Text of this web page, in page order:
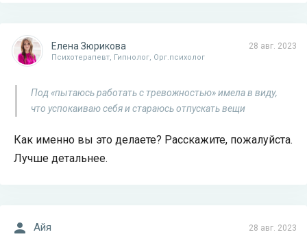
28 авг. 2023
Елена Зюрикова
Психотерапевт, Гипнолог, Орг.психолог
Под «пытаюсь работать с тревожностью» имела в виду,
что успокаиваю себя и стараюсь отпускать вещи
Как именно вы это делаете? Расскажите, пожалуйста.
Лучше детальнее.
28 авг. 2023
Айя